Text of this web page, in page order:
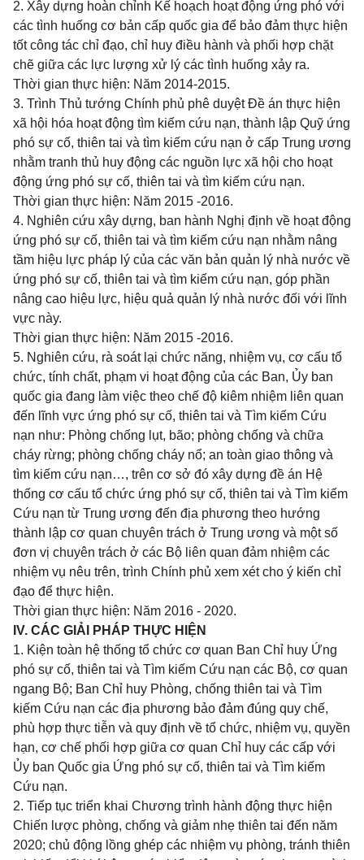
2. Xây dựng hoàn chỉnh Kế hoạch hoạt động ứng phó với
các tình huống cơ bản cấp quốc gia để bảo đảm thực hiện
tốt công tác chỉ đạo, chỉ huy điều hành và phối hợp chặt
chẽ giữa các lực lượng xử lý các tình huống xảy ra.
Thời gian thực hiện: Năm 2014-2015.
3. Trình Thủ tướng Chính phủ phê duyệt Đề án thực hiện
xã hội hóa hoạt động tìm kiếm cứu nạn, thành lập Quỹ ứng
phó sự cố, thiên tai và tìm kiếm cứu nạn ở cấp Trung ương
nhằm tranh thủ huy động các nguồn lực xã hội cho hoạt
động ứng phó sự cố, thiên tai và tìm kiếm cứu nạn.
Thời gian thực hiện: Năm 2015 -2016.
4. Nghiên cứu xây dựng, ban hành Nghị định về hoạt động
ứng phó sự cố, thiên tai và tìm kiếm cứu nạn nhằm nâng
tầm hiệu lực pháp lý của các văn bản quản lý nhà nước về
ứng phó sự cố, thiên tai và tìm kiếm cứu nạn, góp phần
nâng cao hiệu lực, hiệu quả quản lý nhà nước đối với lĩnh
vực này.
Thời gian thực hiện: Năm 2015 -2016.
5. Nghiên cứu, rà soát lại chức năng, nhiệm vụ, cơ cấu tổ
chức, tính chất, phạm vi hoạt động của các Ban, Ủy ban
quốc gia đang làm việc theo chế độ kiêm nhiệm liên quan
đến lĩnh vực ứng phó sự cố, thiên tai và Tìm kiếm Cứu
nạn như: Phòng chống lụt, bão; phòng chống và chữa
cháy rừng; phòng chống cháy nổ; an toàn giao thông và
tìm kiếm cứu nạn…, trên cơ sở đó xây dựng đề án Hệ
thống cơ cấu tổ chức ứng phó sự cố, thiên tai và Tìm kiếm
Cứu nạn từ Trung ương đến địa phương theo hướng
thành lập cơ quan chuyên trách ở Trung ương và một số
đơn vị chuyên trách ở các Bộ liên quan đảm nhiệm các
nhiệm vụ nêu trên, trình Chính phủ xem xét cho ý kiến chỉ
đạo để thực hiện.
Thời gian thực hiện: Năm 2016 - 2020.
IV. CÁC GIẢI PHÁP THỰC HIỆN
1. Kiện toàn hệ thống tổ chức cơ quan Ban Chỉ huy Ứng
phó sự cố, thiên tai và Tìm kiếm Cứu nạn các Bộ, cơ quan
ngang Bộ; Ban Chỉ huy Phòng, chống thiên tai và Tìm
kiếm Cứu nạn các địa phương bảo đảm đúng quy chế,
phù hợp thực tiễn và quy định về tổ chức, nhiệm vụ, quyền
hạn, cơ chế phối hợp giữa cơ quan Chỉ huy các cấp với
Ủy ban Quốc gia Ứng phó sự cố, thiên tai và Tìm kiếm
Cứu nạn.
2. Tiếp tục triển khai Chương trình hành động thực hiện
Chiến lược phòng, chống và giảm nhẹ thiên tai đến năm
2020; chủ động lồng ghép các nhiệm vụ phòng, tránh thiên